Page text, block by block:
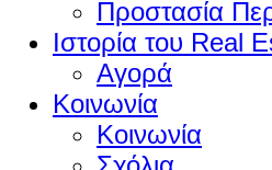
Προστασία
Ιστορία του Real
Αγορά
Κοινωνία
Κοινωνία